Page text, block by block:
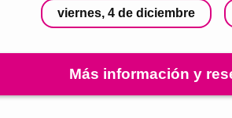
viernes, 4 de diciembre
Más información y